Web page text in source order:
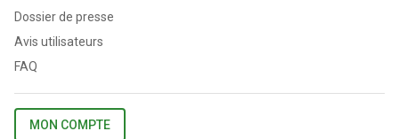
Dossier de presse
Avis utilisateurs
FAQ
MON COMPTE